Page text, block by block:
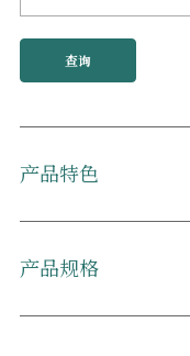
查询
产品特色
产品规格